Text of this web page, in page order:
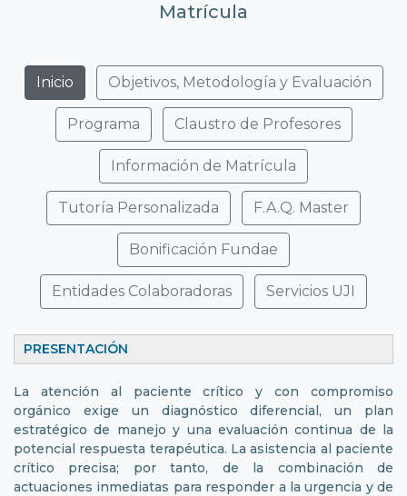
Matrícula
Inicio Objetivos, Metodología y Evaluación
Programa Claustro de Profesores
Información de Matrícula
Tutoría Personalizada F.A.Q. Master
Bonificación Fundae
Entidades Colaboradoras Servicios UJI
PRESENTACIÓN
La atención al paciente crítico y con compromiso
orgánico exige un diagnóstico diferencial, un plan
estratégico de manejo y una evaluación continua de la
potencial respuesta terapéutica. La asistencia al paciente
crítico precisa; por tanto, de la combinación de
actuaciones inmediatas para responder a la urgencia y de